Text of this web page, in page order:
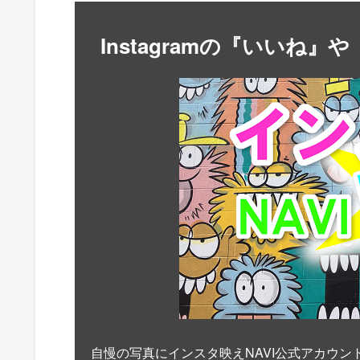
Instagramの『いいね』や
自慢の写真にインスタ映えNAVI公式アカウン